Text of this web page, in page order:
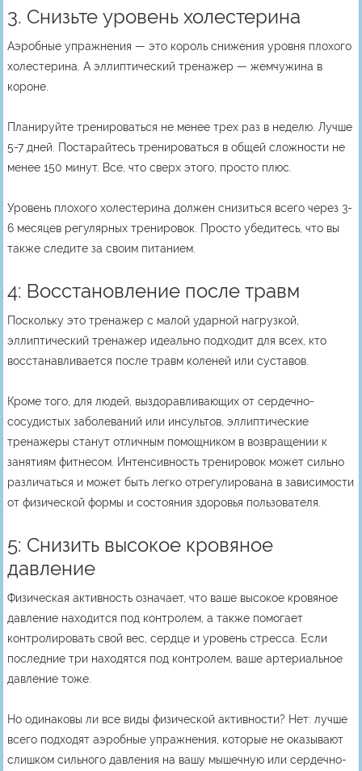
3. Снизьте уровень холестерина
Аэробные упражнения — это король снижения уровня плохого
холестерина. А эллиптический тренажер — жемчужина в
короне.
Планируйте тренироваться не менее трех раз в неделю. Лучше
5-7 дней. Постарайтесь тренироваться в общей сложности не
менее 150 минут. Все, что сверх этого, просто плюс.
Уровень плохого холестерина должен снизиться всего через 3-
6 месяцев регулярных тренировок. Просто убедитесь, что вы
также следите за своим питанием.
4: Восстановление после травм
Поскольку это тренажер с малой ударной нагрузкой,
эллиптический тренажер идеально подходит для всех, кто
восстанавливается после травм коленей или суставов.
Кроме того, для людей, выздоравливающих от сердечно-
сосудистых заболеваний или инсультов, эллиптические
тренажеры станут отличным помощником в возвращении к
занятиям фитнесом. Интенсивность тренировок может сильно
различаться и может быть легко отрегулирована в зависимости
от физической формы и состояния здоровья пользователя.
5: Снизить высокое кровяное
давление
Физическая активность означает, что ваше высокое кровяное
давление находится под контролем, а также помогает
контролировать свой вес, сердце и уровень стресса. Если
последние три находятся под контролем, ваше артериальное
давление тоже.
Но одинаковы ли все виды физической активности? Нет: лучше
всего подходят аэробные упражнения, которые не оказывают
слишком сильного давления на вашу мышечную или сердечно-